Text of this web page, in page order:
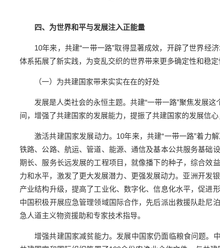
四、为世界和平与发展注入正能量
10年来，共建“一带一路”取得显著成效，开辟了世界经
体系拓展了新实践，为变乱交织的世界带来更多确定性和稳
（一）为共建国家带来实实在在的好处
发展是人类社会的永恒主题。共建“一带一路”聚焦发展
间，增强了共建国家的发展能力，提振了共建国家的发展信
激活共建国家发展动力。10年来，共建“一带一路”着力
铁路、公路、航运、管道、能源、通信及基本公共服务基础
期长、服务长远发展的工程项目，就像播下的种子，综合效
力和水平，激发了更大发展潜力、更强发展动力。亚洲开发
产业结构升级，提高了工业化、数字化、信息化水平，促进
中国积极开展应急管理领域国际合作，先后派出救援队赴尼
急人道主义物资援助和专家技术指导。
增强共建国家减贫能力。发展中国家仍面临粮食问题。